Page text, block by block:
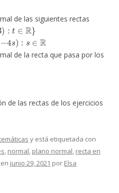
de las siguientes rectas
R}
) s ∈R
de la recta que pasa por los
de las rectas de los ejercicios
y está etiquetada con
, normal, plano normal, recta en
en junio 29, 2021 por Elsa